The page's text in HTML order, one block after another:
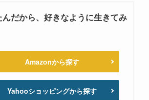
だから、好きなように生きてみ
Amazonから探す
Yahooショッピングから探す